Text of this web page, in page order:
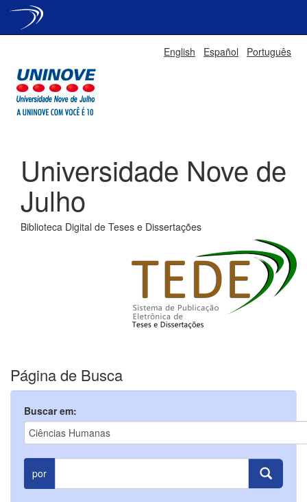
English Español Português
Universidade Nove de
Julho
Biblioteca Digital de Teses e Dissertações
Página de Busca
Buscar em:
por